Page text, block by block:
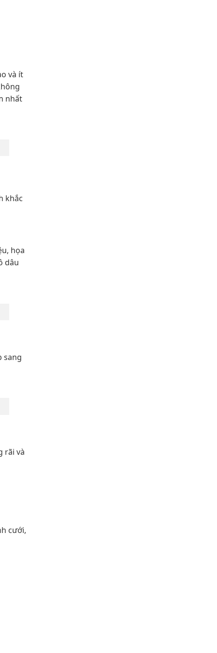
và ít
nhất
khắc
họa
dâu
sang
rãi và
cưới,